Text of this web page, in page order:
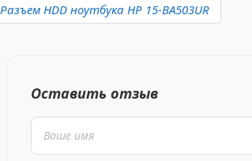
Разъем HDD ноутбука HP 15-BA503UR
Оставить отзыв